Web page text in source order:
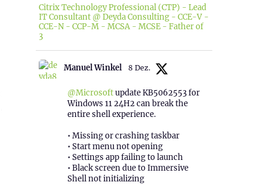
Citrix Technology Professional (CTP) - Lead
IT Consultant @ Deyda Consulting - CCE-V -
CCE-N - CCP-M - MCSA - MCSE - Father of
3
Manuel Winkel 8 Dez.
@Microsoftupdate KB5062553 for
Windows 11 24H2 can break the
entire shell experience.
• Missing or crashing taskbar
• Start menu not opening
• Settings app failing to launch
• Black screen due to Immersive
Shell not initializing